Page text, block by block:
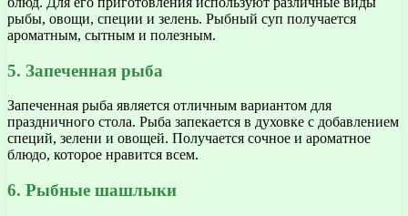
рыбы, овощи, специи и зелень. Рыбный суп получается
ароматным, сытным и полезным.
5. Запеченная рыба
Запеченная рыба является отличным вариантом для
праздничного стола. Рыба запекается в духовке с добавлением
специй, зелени и овощей. Получается сочное и ароматное
блюдо, которое нравится всем.
6. Рыбные шашлыки